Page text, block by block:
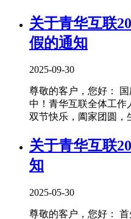
关于青华互联
假的通知
2025-09-30
尊敬的客户，您好：
中！青华互联全体工作
双节快乐，阖家团圆，
关于青华互联
知
2025-05-30
尊敬的客户，您好：